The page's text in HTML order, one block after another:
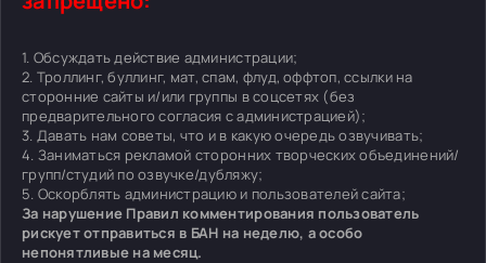
1. Обсуждать действие администрации;
2. Троллинг, буллинг, мат, спам, флуд, оффтоп, ссылки на
сторонние сайты и/или группы в соцсетях (без
предварительного согласия с администрацией);
3. Давать нам советы, что и в какую очередь озвучивать;
4. Заниматься рекламой сторонних творческих объединений/
групп/студий по озвучке/дубляжу;
5. Оскорблять администрацию и пользователей сайта;
За нарушение Правил комментирования пользователь
рискует отправиться в БАН на неделю, а особо
непонятливые на месяц.